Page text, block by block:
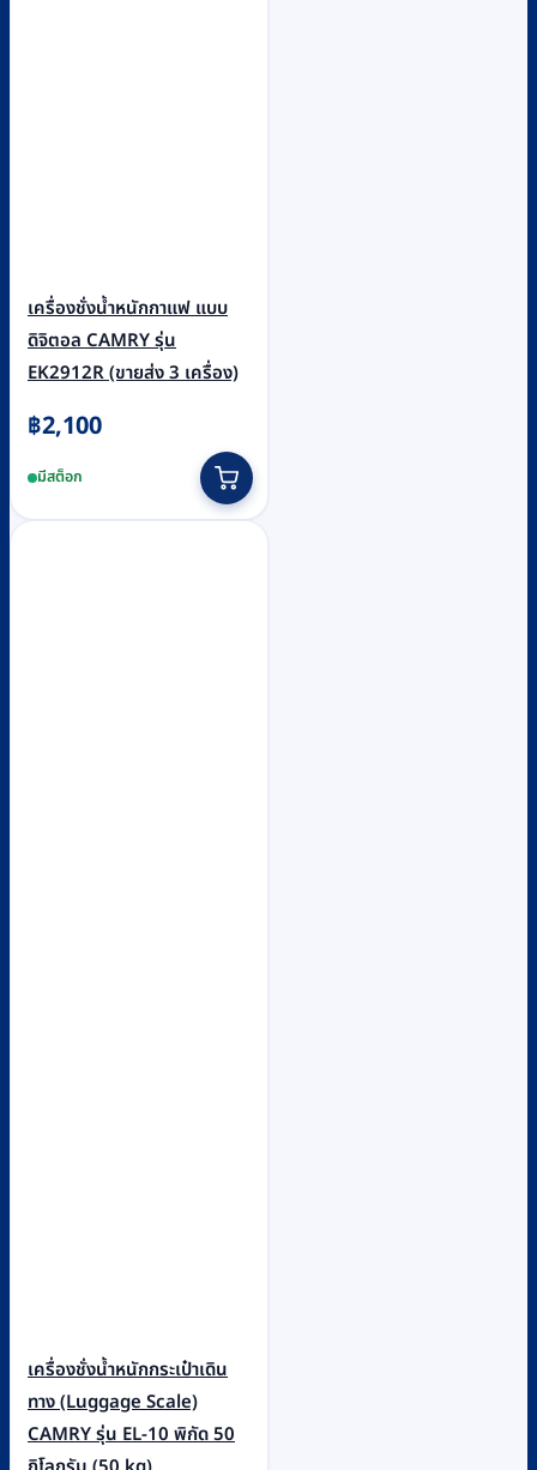
เครื่องชั่งน้ำหนักกาแฟ แบบ
ดิจิตอล CAMRY รุ่น
EK2912R (ขายส่ง 3 เครื่อง)
฿2,100
มีสต็อก
เครื่องชั่งน้ำหนักกระเป๋าเดิน
ทาง (Luggage Scale)
CAMRY รุ่น EL-10 พิกัด 50